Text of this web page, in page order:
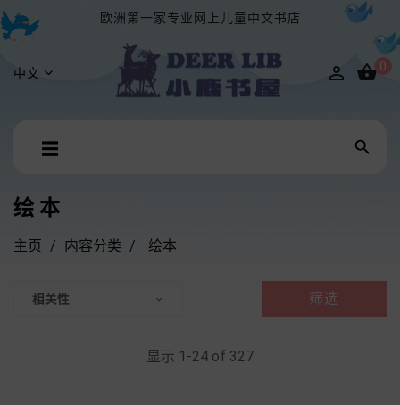
欧洲第一家专业网上儿童中文书店
中文  0
Toggle
☰ 
绘本
主页 内容分类 绘本
相关性  筛选
显示 1-24 of 327